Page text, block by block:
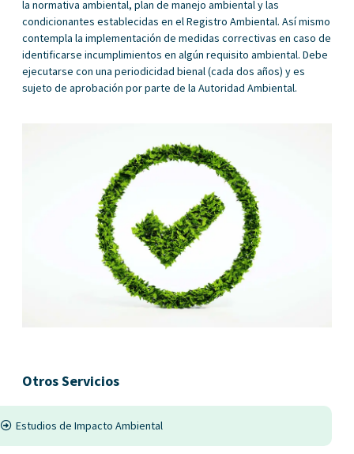
la normativa ambiental, plan de manejo ambiental y las
condicionantes establecidas en el Registro Ambiental. Así mismo
contempla la implementación de medidas correctivas en caso de
identificarse incumplimientos en algún requisito ambiental. Debe
ejecutarse con una periodicidad bienal (cada dos años) y es
sujeto de aprobación por parte de la Autoridad Ambiental.
Otros Servicios
Estudios de Impacto Ambiental